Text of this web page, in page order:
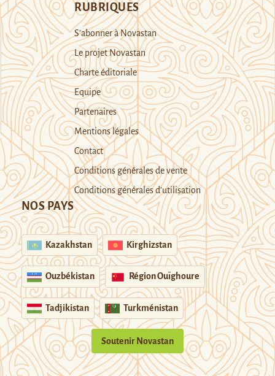
RUBRIQUES
S’abonner à Novastan
Le projet Novastan
Charte éditoriale
Equipe
Partenaires
Mentions légales
Contact
Conditions générales de vente
Conditions générales d’utilisation
NOS PAYS
Kazakhstan Kirghizstan
Ouzbékistan Région Ouïghoure
Tadjikistan Turkménistan
Soutenir Novastan